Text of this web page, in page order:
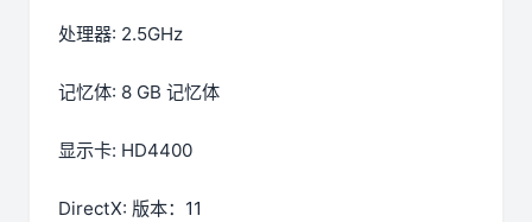
处理器: 2.5GHz
记忆体: 8 GB 记忆体
显示卡: HD4400
DirectX: 版本：11